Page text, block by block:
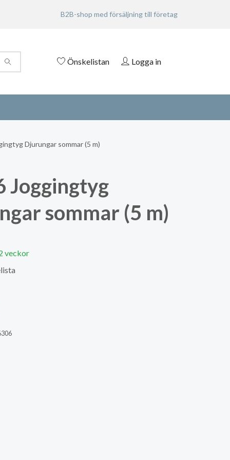
B2B-shop med försäljning till företag
Önskelistan Logga in
Djurungar sommar (5 m)
Joggingtyg
sommar (5 m)
veckor